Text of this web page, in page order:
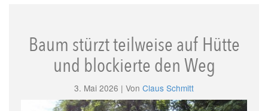
Baum stürzt teilweise auf Hütte
und blockierte den Weg
3. Mai 2026 | Von Claus Schmitt